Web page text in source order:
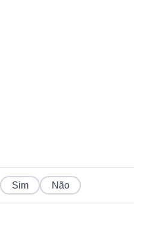
Sim Não